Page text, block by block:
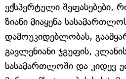
ექსპერტული შეფასებები,
ზიანი მიაყენა
დამოუკიდებლობას,
გავლენიანი ჯგუფის,
სასამართლოში და კიდევ